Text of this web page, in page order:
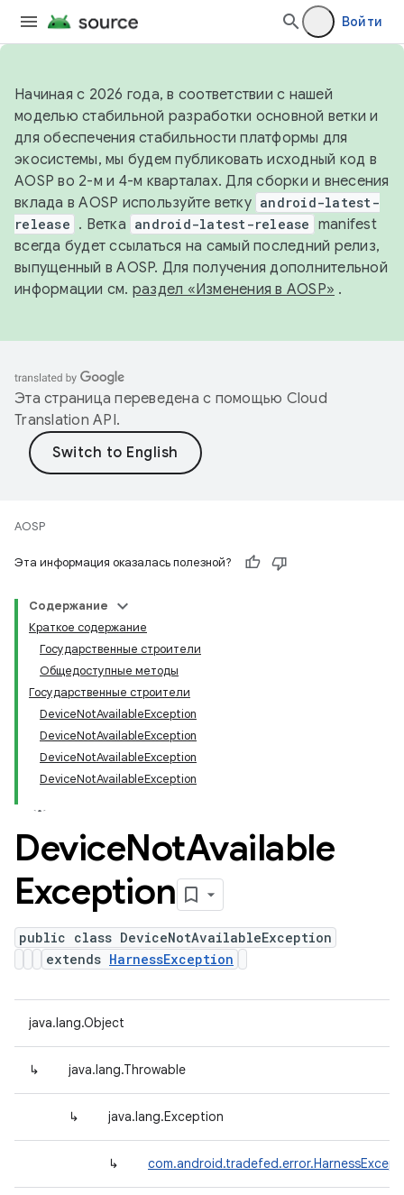
Войти
Начиная с 2026 года, в соответствии с нашей
моделью стабильной разработки основной ветки и
для обеспечения стабильности платформы для
экосистемы, мы будем публиковать исходный код в
AOSP во 2-м и 4-м кварталах. Для сборки и внесения
вклада в AOSP используйте ветку android-latest-
release . Ветка android-latest-release manifest
всегда будет ссылаться на самый последний релиз,
выпущенный в AOSP. Для получения дополнительной
информации см. раздел «Изменения в AOSP» .
Эта страница переведена с помощью Cloud
Translation API.
AOSP
Эта информация оказалась полезной?
Содержание
Краткое содержание
Государственные строители
Общедоступные методы
Государственные строители
DeviceNotAvailableException
DeviceNotAvailableException
DeviceNotAvailableException
DeviceNotAvailableException
DeviceNotAvailable
Exception
public class DeviceNotAvailableException
extends HarnessException
java.lang.Object
↳ java.lang.Throwable
↳ java.lang.Exception
↳